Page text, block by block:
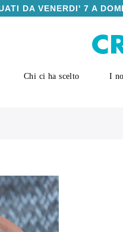
DA VENERDI' 7 A
Chi ci ha scelto I